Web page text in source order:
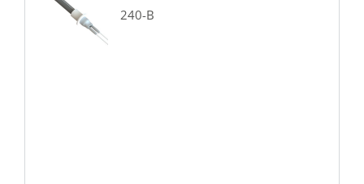
240-B